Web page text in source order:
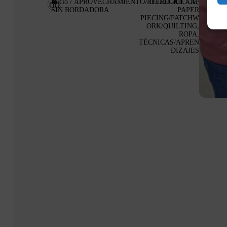
Inicio /APROVECHAMIENTO/RECICLAJE/ APLIQUE
SIN BORDADORA
TO/RECICLAJE,
PAPER
PIECING/PATCHW
ORK/QUILTING,
ROPA,
TÉCNICAS/APREN
DIZAJES